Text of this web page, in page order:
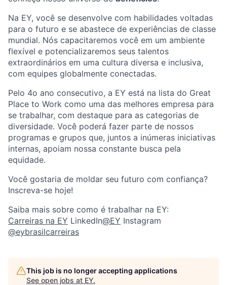
Na EY, você se desenvolve com habilidades voltadas
para o futuro e se abastece de experiências de classe
mundial. Nós capacitaremos você em um ambiente
flexível e potencializaremos seus talentos
extraordinários em uma cultura diversa e inclusiva,
com equipes globalmente conectadas.
Pelo 4o ano consecutivo, a EY está na lista do Great
Place to Work como uma das melhores empresa para
se trabalhar, com destaque para as categorias de
diversidade. Você poderá fazer parte de nossos
programas e grupos que, juntos a inúmeras iniciativas
internas, apoiam nossa constante busca pela
equidade.
Você gostaria de moldar seu futuro com confiança?
Inscreva-se hoje!
Saiba mais sobre como é trabalhar na EY:
Carreiras na EY LinkedIn@EY Instagram
@eybrasilcarreiras
This job is no longer accepting applications
See open jobs at EY.